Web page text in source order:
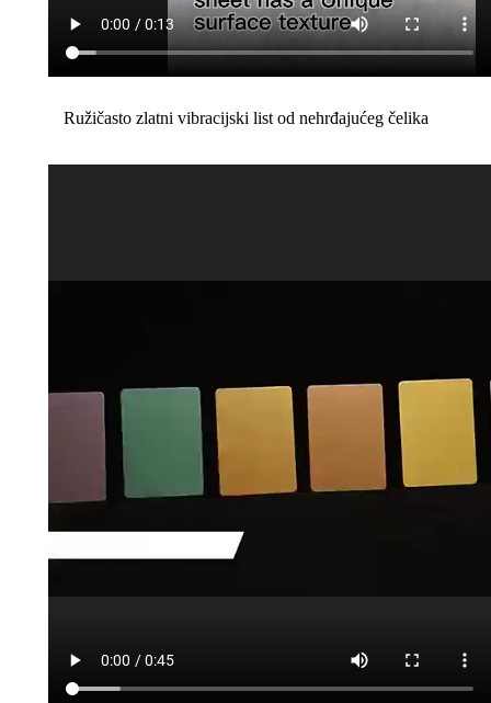
Ružičasto zlatni vibracijski list od nehrđajućeg čelika